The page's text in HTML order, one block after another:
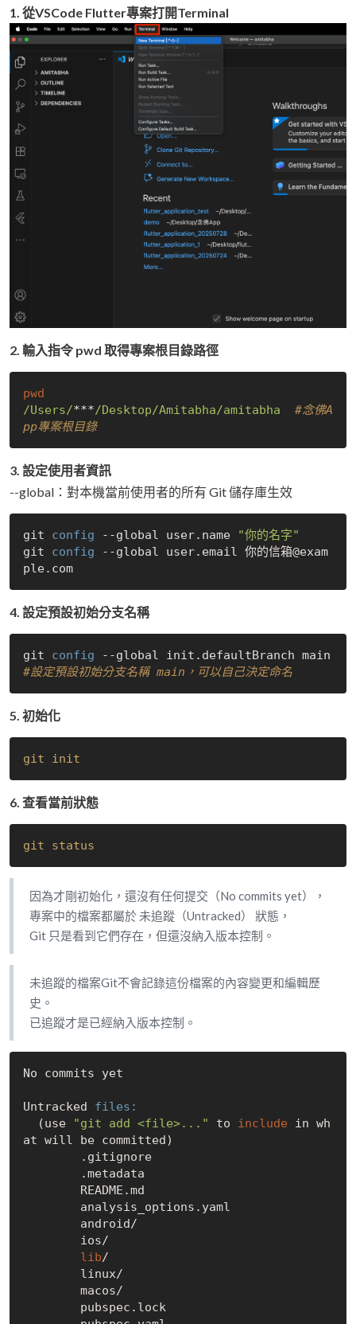
1. 從VSCode Flutter專案打開Terminal
2. 輸入指令 pwd 取得專案根目錄路徑
pwd
/Users/***/Desktop/Amitabha/amitabha
#念佛A
pp專案根目錄
3. 設定使用者資訊
--global：對本機當前使用者的所有 Git 儲存庫生效
git config --global user.name
"你的名字"
git config
--global user.email 你的信箱@exam
ple.com
4. 設定預設初始分支名稱
git config
#設定預設初始分支名稱 main，可以自己決定命名
5. 初始化
git init
6. 查看當前狀態
git status
因為才剛初始化，還沒有任何提交（No commits yet），
專案中的檔案都屬於 未追蹤（Untracked） 狀態，
Git 只是看到它們存在，但還沒納入版本控制。
未追蹤的檔案Git不會記錄這份檔案的內容變更和編輯歷
史。
已追蹤才是已經納入版本控制。
No commits yet
Untracked files:
  (use
"git add <file>..." to include in wh
at will be committed)
lib/